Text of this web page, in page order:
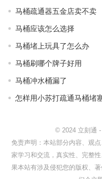
马桶疏通器五金店卖不卖
马桶应该怎么选择
马桶堵上玩具了怎么办
马桶刷哪个牌子好用
马桶冲水桶漏了
怎样用小苏打疏通马桶堵
© 2024 立刻通 -
免责声明：本站部分内容、观
家学习和交流，真实性、完整
果本站有涉及侵犯您的版权、